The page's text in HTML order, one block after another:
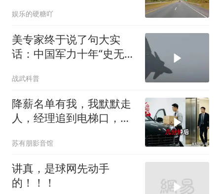
娱乐的硬糖吖
美专家终于说了句大实
话：中国军力十年“史无前
住了
战武科普
降薪名单有我，我默默走
人，经理追到电梯口，见
苏有朋影音馆
讲真，是球网先动手
的！！！